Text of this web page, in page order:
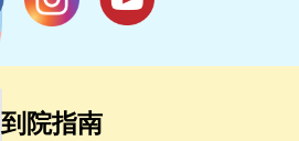
到院指南